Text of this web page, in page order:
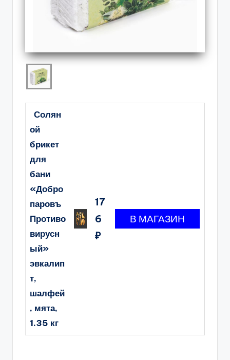
Солян
ой
брикет
для
бани
«Добро
паровъ
Противо
вирусн
ый»
эвкалип
т,
шалфей
, мята,
1.35 кг
17
6
₽